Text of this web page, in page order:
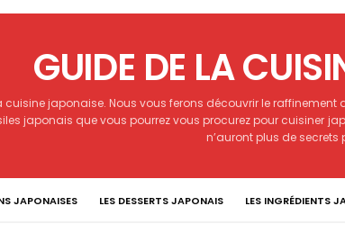
GUIDE DE LA
cuisine japonaise. Nous vous ferons découvrir le
japonais que vous pourrez vous procurez pour cuisiner
n’auront plus de secrets
JAPONAISES LES DESSERTS JAPONAIS LES INGRÉDIENTS